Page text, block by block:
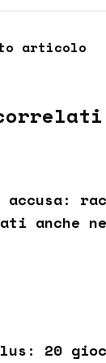
articolo
anche
20